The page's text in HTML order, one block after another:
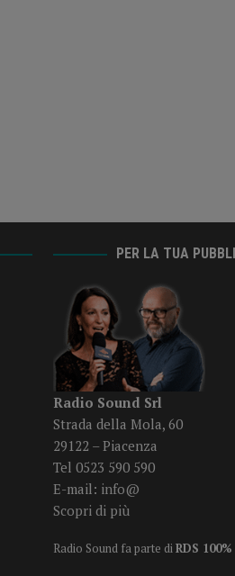
PER LA TUA
Radio Sound Srl
Strada della Mola, 60
29122 – Piacenza
Tel 0523 590 590
E-mail: info@
Scopri di più
Radio Sound fa parte diRDS